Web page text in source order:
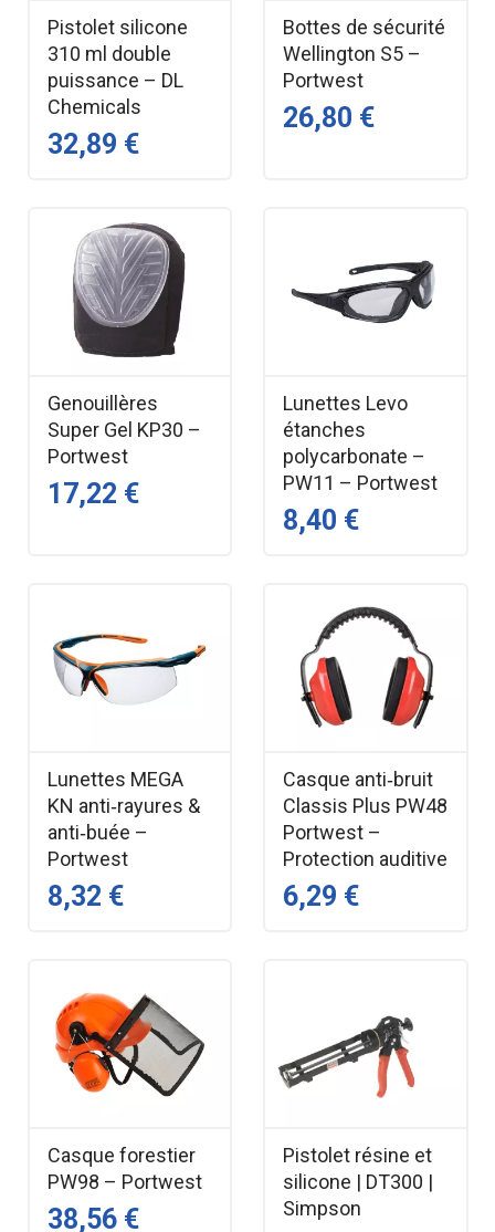
Pistolet silicone
310 ml double
puissance – DL
Chemicals
32,89 €
Bottes de sécurité
Wellington S5 –
Portwest
26,80 €
Genouillères
Super Gel KP30 –
Portwest
17,22 €
Lunettes Levo
étanches
polycarbonate –
PW11 – Portwest
8,40 €
Lunettes MEGA
KN anti‑rayures &
anti‑buée –
Portwest
8,32 €
Casque anti‑bruit
Classis Plus PW48
Portwest –
Protection auditive
6,29 €
Casque forestier
PW98 – Portwest
38,56 €
Pistolet résine et
silicone | DT300 |
Simpson